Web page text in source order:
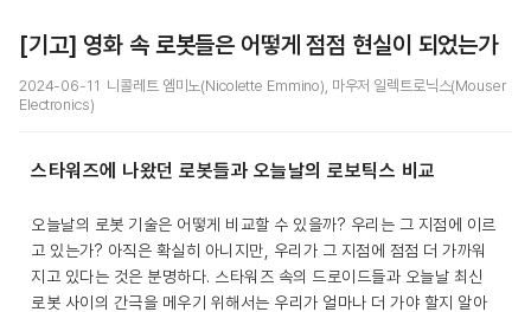
[기고] 영화 속 로봇들은 어떻게 점점 현실이 되었는가
2024-06-11 니콜레트 엠미노(Nicolette Emmino), 마우저 일렉트로닉스(Mouser
Electronics)
스타워즈에 나왔던 로봇들과 오늘날의 로보틱스 비교
오늘날의 로봇 기술은 어떻게 비교할 수 있을까? 우리는 그 지점에 이르
고 있는가? 아직은 확실히 아니지만, 우리가 그 지점에 점점 더 가까워
지고 있다는 것은 분명하다. 스타워즈 속의 드로이드들과 오늘날 최신
로봇 사이의 간극을 메우기 위해서는 우리가 얼마나 더 가야 할지 알아